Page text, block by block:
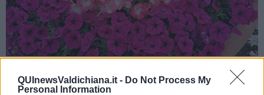
QUInewsValdichiana.it - Do Not Process My
Personal Information
Carissimi nativi della Bilancia, approfittate della prima settimana di